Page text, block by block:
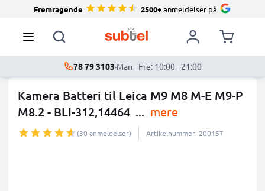
Fremragende 2500+anmeldelser på
78 79 3103·Man - Fre: 10:00 - 21:00
Kamera Batteri til Leica M9 M8 M-E M9-P
M8.2 - BLI-312,14464 ... mere
(30 anmeldelser) Artikelnummer: 200157